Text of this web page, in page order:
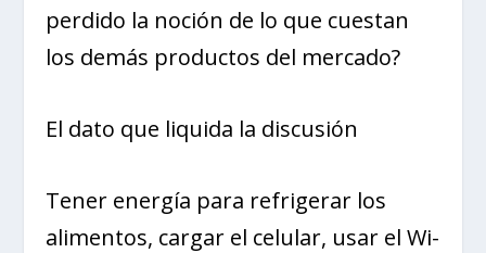
perdido la noción de lo que cuestan
los demás productos del mercado?
El dato que liquida la discusión
Tener energía para refrigerar los
alimentos, cargar el celular, usar el Wi-